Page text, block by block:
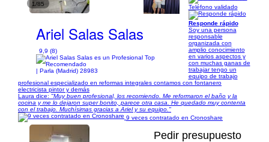
1/85
Ariel Salas Salas
9,9 (8)
| Parla (Madrid) 28983
Teléfono validado
Responde rápido
Soy una persona
responsable
organizada con
amplio conocimiento
en varios aspectos y
con muchas ganas de
trabajar tengo un
equipo de trabajo
profesional especializado en reformas integrales contamos con fontanero
electricista pintor y demás
Laura dice: "Muy buen profesional, los recomiendo. Me reformaron el baño y la
cocina y me lo dejaron super bonito, parece otra casa. He quedado muy contenta
con el trabajo. Muchísimas gracias a Ariel y su equipo."
9 veces contratado en Cronoshare
Pedir presupuesto